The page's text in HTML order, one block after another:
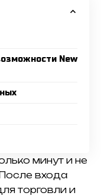
New
минут и не
входа
торговли и